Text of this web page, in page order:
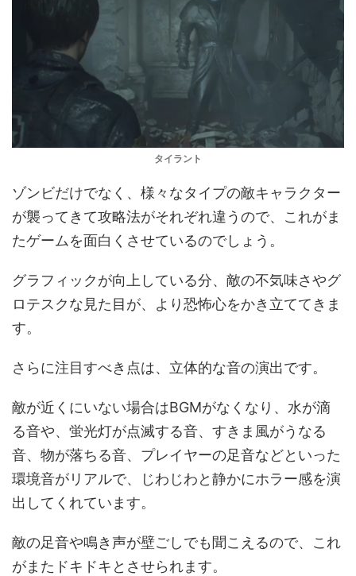
タイラント
ゾンビだけでなく、様々なタイプの敵キャラクター
が襲ってきて攻略法がそれぞれ違うので、これがま
たゲームを面白くさせているのでしょう。
グラフィックが向上している分、敵の不気味さやグ
ロテスクな見た目が、より恐怖心をかき立ててきま
す。
さらに注目すべき点は、立体的な音の演出です。
敵が近くにいない場合はBGMがなくなり、水が滴
る音や、蛍光灯が点滅する音、すきま風がうなる
音、物が落ちる音、プレイヤーの足音などといった
環境音がリアルで、じわじわと静かにホラー感を演
出してくれています。
敵の足音や鳴き声が壁ごしでも聞こえるので、これ
がまたドキドキとさせられます。